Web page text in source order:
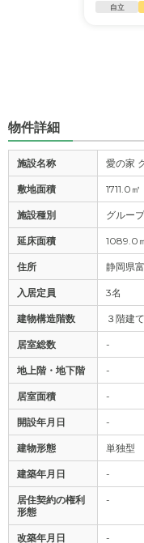
自立
物件詳細
施設名称 愛の家
敷地面積 1711.0㎡
施設種別 グルー
延床面積 1089.0
住所 静岡県
入居定員 3名
建物構造階数 ３階建
居室総数 -
地上階・地下階 -
居室面積 -
開設年月日 -
建物形態 単独型
建築年月日 -
居住契約の権利
形態
-
改築年月日 -